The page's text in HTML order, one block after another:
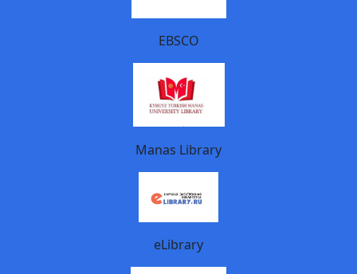
EBSCO
Manas Library
eLibrary